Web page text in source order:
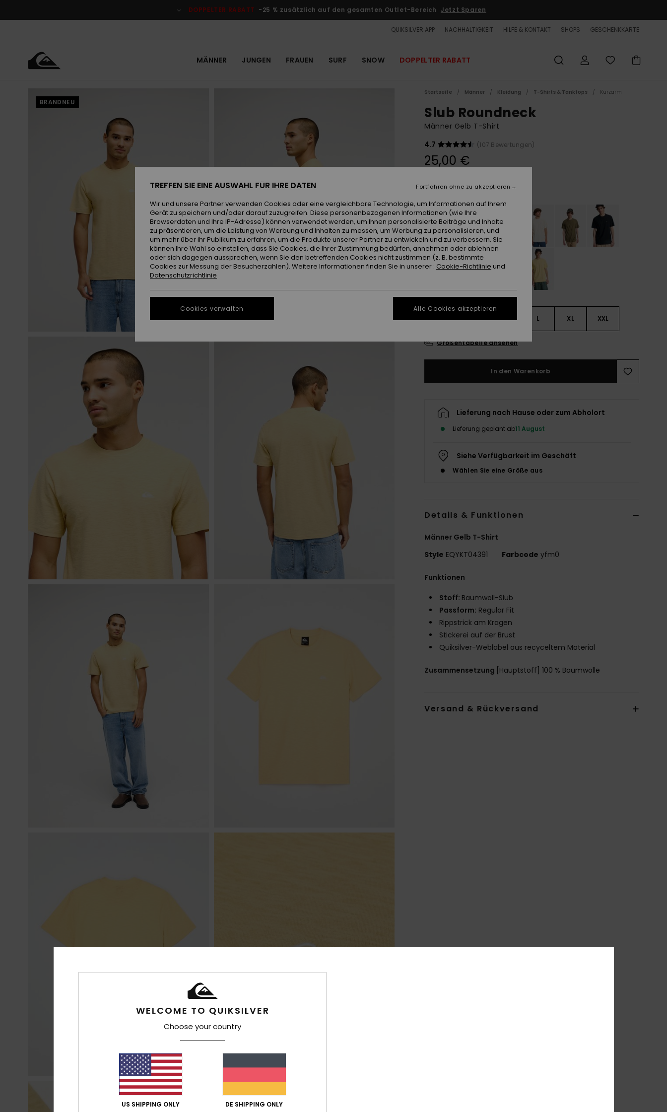
DOPPELTER RABATT -25 % zusätzlich auf den gesamten Outlet-Bereich Jetzt Sparen
QUIKSILVER APP NACHHALTIGKEIT HILFE & KONTAKT SHOPS GESCHENKKARTE
MÄNNER JUNGEN FRAUEN SURF SNOW DOPPELTER RABATT
BRANDNEU
Startseite Männer Kleidung T-Shirts & Tanktops Kurzarm
Slub Roundneck
Männer Gelb T-Shirt
4.7
(107 Bewertungen)
25,00 €
FarbeStraw
XS S M L XL XXL
Größentabelle ansehen
In den Warenkorb
Lieferung nach Hause oder zum Abholort
Lieferung geplant ab11 August
Siehe Verfügbarkeit im Geschäft
Wählen Sie eine Größe aus
Details & Funktionen
Männer Gelb T-Shirt
Style EQYKT04391 Farbcode yfm0
Funktionen
Stoff: Baumwoll-Slub
Passform: Regular Fit
Rippstrick am Kragen
Stickerei auf der Brust
Quiksilver-Weblabel aus recyceltem Material
Zusammensetzung [Hauptstoff] 100 % Baumwolle
Versand & Rückversand
WELCOME TO QUIKSILVER
Choose your country
US SHIPPING ONLY DE SHIPPING ONLY
TREFFEN SIE EINE AUSWAHL FÜR IHRE DATEN
Wir und unsere Partner verwenden Cookies oder eine vergleichbare Technologie, um Informationen auf Ihrem
Gerät zu speichern und/oder darauf zuzugreifen. Diese personenbezogenen Informationen (wie Ihre
Browserdaten und Ihre IP-Adresse) können verwendet werden, um Ihnen personalisierte Beiträge und Inhalte
zu präsentieren, um die Leistung von Werbung und Inhalten zu messen, um Werbung zu personalisieren, und
um mehr über ihr Publikum zu erfahren, um die Produkte unserer Partner zu entwickeln und zu verbessern. Sie
können Ihre Wahl so einstellen, dass Sie Cookies, die Ihrer Zustimmung bedürfen, annehmen oder ablehnen
oder sich dagegen aussprechen, wenn Sie den betreffenden Cookies nicht zustimmen (z. B. bestimmte
Cookies zur Messung der Besucherzahlen). Weitere Informationen finden Sie in unserer : Cookie-Richtlinie und
Datenschutzrichtlinie
Cookies verwalten
Fortfahren ohne zu akzeptieren
Alle Cookies akzeptieren